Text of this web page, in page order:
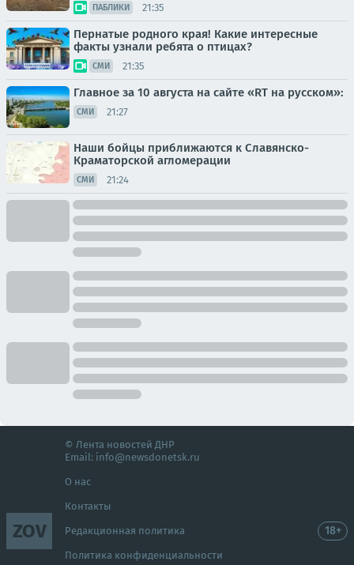
ПАБЛИКИ 21:35
Пернатые родного края! Какие интересные
факты узнали ребята о птицах?
СМИ 21:35
Главное за 10 августа на сайте «RT на русском»:
СМИ 21:27
Наши бойцы приближаются к Славянско-
Краматорской агломерации
СМИ 21:24
ZOV
© Лента новостей ДНР
Email: info@newsdonetsk.ru
О нас
Контакты
Редакционная политика
Политика конфиденциальности
18+